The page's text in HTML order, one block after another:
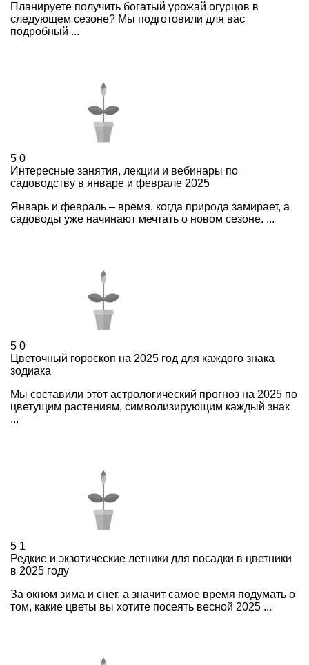
Планируете получить богатый урожай огурцов в
следующем сезоне? Мы подготовили для вас
подробный ...
5 0
Интересные занятия, лекции и вебинары по
садоводству в январе и феврале 2025
Январь и февраль – время, когда природа замирает, а
садоводы уже начинают мечтать о новом сезоне. ...
5 0
Цветочный гороскоп на 2025 год для каждого знака
зодиака
Мы составили этот астрологический прогноз на 2025 по
цветущим растениям, символизирующим каждый знак
...
5 1
Редкие и экзотические летники для посадки в цветники
в 2025 году
За окном зима и снег, а значит самое время подумать о
том, какие цветы вы хотите посеять весной 2025 ...